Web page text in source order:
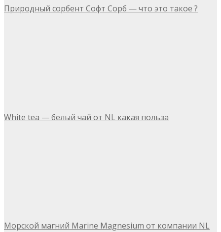
Природный сорбент Софт Сорб — что это такое ?
White tea — белый чай от NL какая польза
Морской магний Marine Magnesium от компании NL